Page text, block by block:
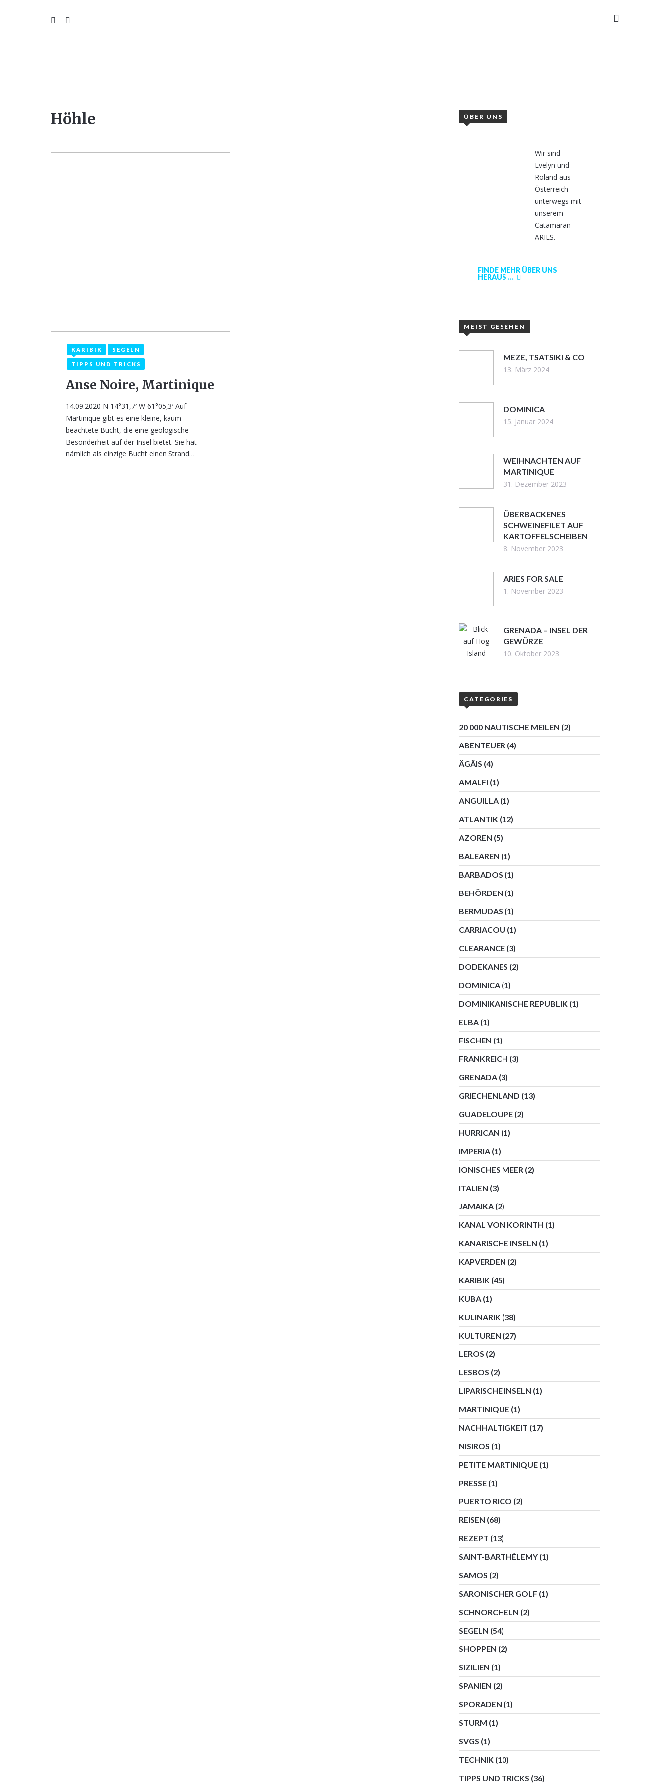
ÜBER UNS
Wir sind
Evelyn und
Roland aus
Österreich
unterwegs mit
unserem
Catamaran
ARIES.
FINDE MEHR ÜBER UNS
HERAUS ...
MEIST GESEHEN
MEZE, TSATSIKI & CO
13. März 2024
DOMINICA
15. Januar 2024
WEIHNACHTEN AUF
MARTINIQUE
31. Dezember 2023
ÜBERBACKENES
SCHWEINEFILET AUF
KARTOFFELSCHEIBEN
8. November 2023
ARIES FOR SALE
1. November 2023
GRENADA – INSEL DER
GEWÜRZE
10. Oktober 2023
CATEGORIES
20 000 NAUTISCHE MEILEN (2)
ABENTEUER (4)
ÄGÄIS (4)
AMALFI (1)
ANGUILLA (1)
ATLANTIK (12)
AZOREN (5)
BALEAREN (1)
BARBADOS (1)
BEHÖRDEN (1)
BERMUDAS (1)
CARRIACOU (1)
CLEARANCE (3)
DODEKANES (2)
DOMINICA (1)
DOMINIKANISCHE REPUBLIK (1)
ELBA (1)
FISCHEN (1)
FRANKREICH (3)
GRENADA (3)
GRIECHENLAND (13)
GUADELOUPE (2)
HURRICAN (1)
IMPERIA (1)
IONISCHES MEER (2)
ITALIEN (3)
JAMAIKA (2)
KANAL VON KORINTH (1)
KANARISCHE INSELN (1)
KAPVERDEN (2)
KARIBIK (45)
KUBA (1)
KULINARIK (38)
KULTUREN (27)
LEROS (2)
LESBOS (2)
LIPARISCHE INSELN (1)
MARTINIQUE (1)
NACHHALTIGKEIT (17)
NISIROS (1)
PETITE MARTINIQUE (1)
PRESSE (1)
PUERTO RICO (2)
REISEN (68)
REZEPT (13)
SAINT-BARTHÉLEMY (1)
SAMOS (2)
SARONISCHER GOLF (1)
SCHNORCHELN (2)
SEGELN (54)
SHOPPEN (2)
SIZILIEN (1)
SPANIEN (2)
SPORADEN (1)
STURM (1)
SVGS (1)
TECHNIK (10)
TIPPS UND TRICKS (36)
Höhle
14. September 2020
KARIBIK SEGELN
TIPPS UND TRICKS
Anse Noire, Martinique
14.09.2020 N 14°31,7′ W 61°05,3′ Auf
Martinique gibt es eine kleine, kaum
beachtete Bucht, die eine geologische
Besonderheit auf der Insel bietet. Sie hat
nämlich als einzige Bucht einen Strand…